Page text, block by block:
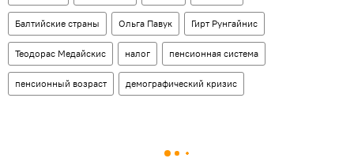
Балтийские страны Ольга Павук Гирт Рунгайнис
Теодорас Медайскис налог пенсионная система
пенсионный возраст демографический кризис